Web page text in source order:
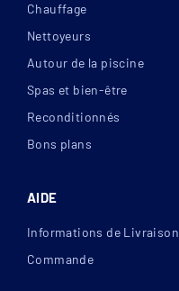
Chauffage
Nettoyeurs
Autour de la piscine
Spas et bien-être
Reconditionnés
Bons plans
AIDE
Informations de Livraison
Commande